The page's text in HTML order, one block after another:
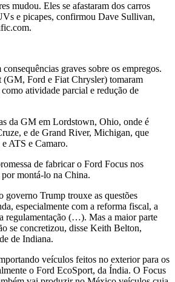
mudou. Eles se afastaram dos carros
e picapes, confirmou Dave Sullivan,
graves sobre os empregos.
Ford e Fiat Chrysler) tomaram
atividade parcial e redução de
da GM em Lordstown, Ohio, onde é
e de Grand River, Michigan, que
ATS e Camaro.
de fabricar o Ford Focus nos
montá-lo na China.
governo Trump trouxe as questões
especialmente com a reforma fiscal, a
regulamentação (…). Mas a maior parte
se concretizou, disse Keith Belton,
de Indiana.
veículos feitos no exterior para os
o Ford EcoSport, da Índia. O Focus